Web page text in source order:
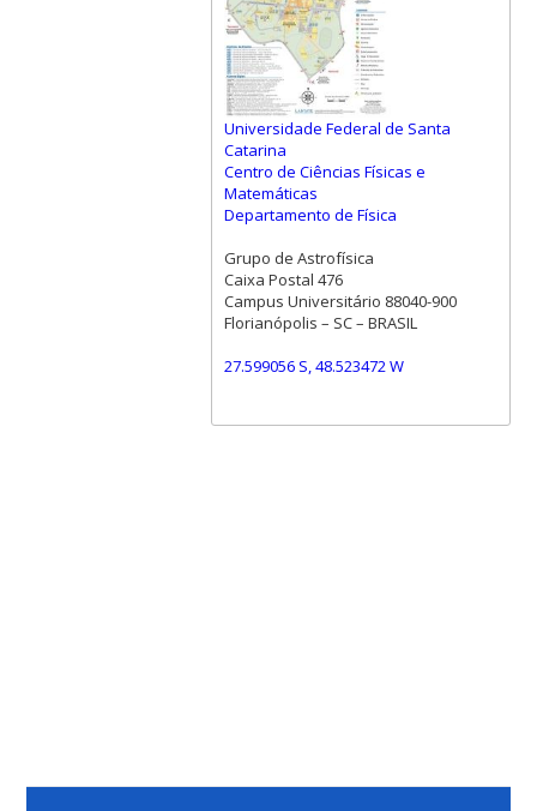
Universidade Federal de Santa
Catarina
Centro de Ciências Físicas e
Matemáticas
Departamento de Física
Grupo de Astrofísica
Caixa Postal 476
Campus Universitário 88040-900
Florianópolis – SC – BRASIL
27.599056 S, 48.523472 W